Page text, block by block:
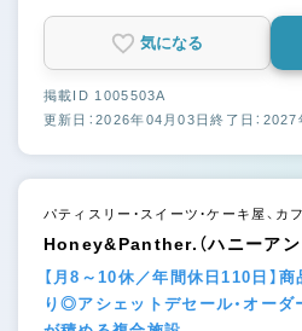
気になる
掲載ID 1005503A
更新日：2026年04月03日終了日：
パティスリー・スイーツ・ケーキ屋、カ
Honey&Panther.（ハニーアン
【月8～10休／年間休日110日】
り◎アシェットデセール・オー